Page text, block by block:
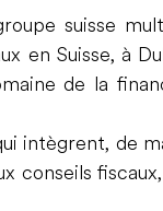
suisse
en Suisse, à
de la
intègrent, de
conseils